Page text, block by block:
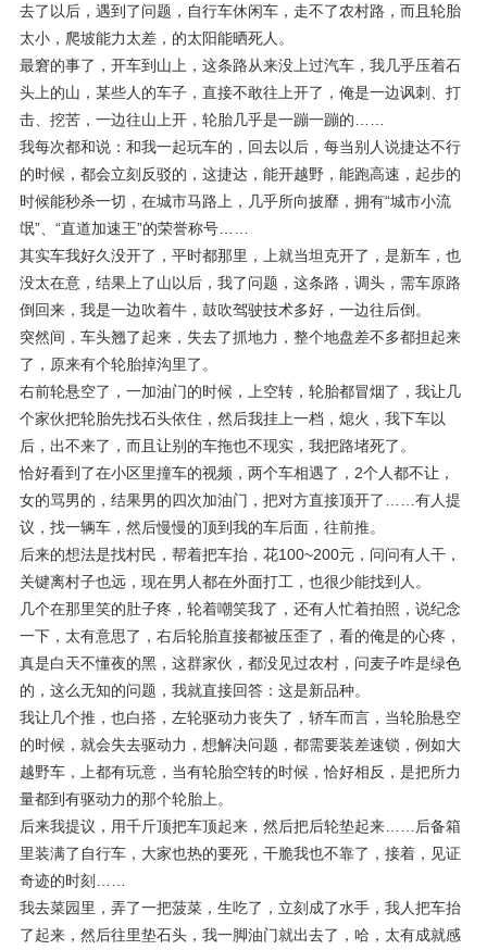
去了以后，遇到了问题，自行车休闲车，走不了农村路，而且轮胎
太小，爬坡能力太差，的太阳能晒死人。
最窘的事了，开车到山上，这条路从来没上过汽车，我几乎压着石
头上的山，某些人的车子，直接不敢往上开了，俺是一边讽刺、打
击、挖苦，一边往山上开，轮胎几乎是一蹦一蹦的……
我每次都和说：和我一起玩车的，回去以后，每当别人说捷达不行
的时候，都会立刻反驳的，这捷达，能开越野，能跑高速，起步的
时候能秒杀一切，在城市马路上，几乎所向披靡，拥有“城市小流
氓”、“直道加速王”的荣誉称号……
其实车我好久没开了，平时都那里，上就当坦克开了，是新车，也
没太在意，结果上了山以后，我了问题，这条路，调头，需车原路
倒回来，我是一边吹着牛，鼓吹驾驶技术多好，一边往后倒。
突然间，车头翘了起来，失去了抓地力，整个地盘差不多都担起来
了，原来有个轮胎掉沟里了。
右前轮悬空了，一加油门的时候，上空转，轮胎都冒烟了，我让几
个家伙把轮胎先找石头依住，然后我挂上一档，熄火，我下车以
后，出不来了，而且让别的车拖也不现实，我把路堵死了。
恰好看到了在小区里撞车的视频，两个车相遇了，2个人都不让，
女的骂男的，结果男的四次加油门，把对方直接顶开了……有人提
议，找一辆车，然后慢慢的顶到我的车后面，往前推。
后来的想法是找村民，帮着把车抬，花100~200元，问问有人干，
关键离村子也远，现在男人都在外面打工，也很少能找到人。
几个在那里笑的肚子疼，轮着嘲笑我了，还有人忙着拍照，说纪念
一下，太有意思了，右后轮胎直接都被压歪了，看的俺是的心疼，
真是白天不懂夜的黑，这群家伙，都没见过农村，问麦子咋是绿色
的，这么无知的问题，我就直接回答：这是新品种。
我让几个推，也白搭，左轮驱动力丧失了，轿车而言，当轮胎悬空
的时候，就会失去驱动力，想解决问题，都需要装差速锁，例如大
越野车，上都有玩意，当有轮胎空转的时候，恰好相反，是把所力
量都到有驱动力的那个轮胎上。
后来我提议，用千斤顶把车顶起来，然后把后轮垫起来……后备箱
里装满了自行车，大家也热的要死，干脆我也不靠了，接着，见证
奇迹的时刻……
我去菜园里，弄了一把菠菜，生吃了，立刻成了水手，我人把车抬
了起来，然后往里垫石头，我一脚油门就出去了，哈，太有成就感